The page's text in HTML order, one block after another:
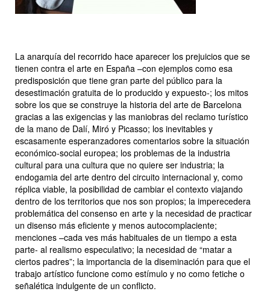
La anarquía del recorrido hace aparecer los prejuicios que se
tienen contra el arte en España –con ejemplos como esa
predisposición que tiene gran parte del público para la
desestimación gratuita de lo producido y expuesto-; los mitos
sobre los que se construye la historia del arte de Barcelona
gracias a las exigencias y las maniobras del reclamo turístico
de la mano de Dalí, Miró y Picasso; los inevitables y
escasamente esperanzadores comentarios sobre la situación
económico-social europea; los problemas de la industria
cultural para una cultura que no quiere ser industria; la
endogamia del arte dentro del circuito internacional y, como
réplica viable, la posibilidad de cambiar el contexto viajando
dentro de los territorios que nos son propios; la imperecedera
problemática del consenso en arte y la necesidad de practicar
un disenso más eficiente y menos autocomplaciente;
menciones –cada ves más habituales de un tiempo a esta
parte- al realismo especulativo; la necesidad de “matar a
ciertos padres”; la importancia de la diseminación para que el
trabajo artístico funcione como estímulo y no como fetiche o
señalética indulgente de un conflicto.